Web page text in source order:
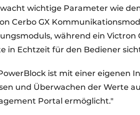
wichtige Parameter wie
Cerbo GX
während ein Victron
in Echtzeit für den Bediener
ist mit einer eigenen
und Überwachen der Werte
Portal ermöglicht."